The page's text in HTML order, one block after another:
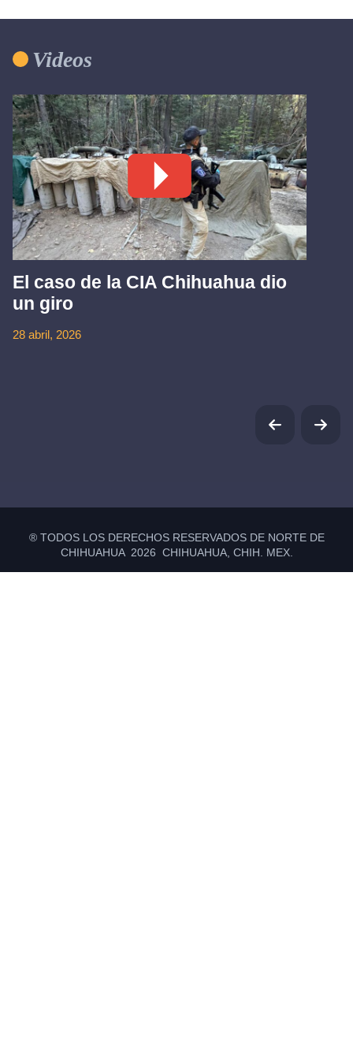
Videos
El caso de la CIA Chihuahua dio
un giro
28 abril, 2026
® TODOS LOS DERECHOS RESERVADOS DE NORTE DE
CHIHUAHUA 2026 CHIHUAHUA, CHIH. MEX.